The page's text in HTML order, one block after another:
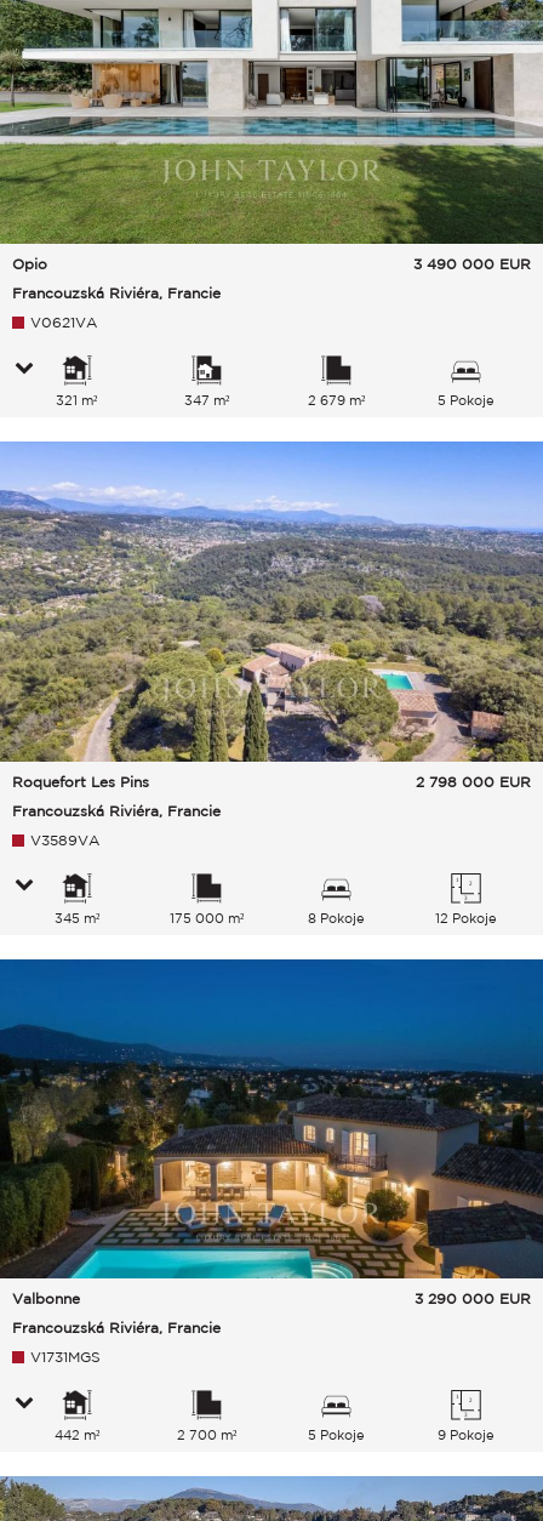
Opio
Francouzská Riviéra, Francie
3 490 000 EUR
V0621VA
321 m² 347 m² 2 679 m² 5 Pokoje
Roquefort Les Pins
Francouzská Riviéra, Francie
2 798 000 EUR
V3589VA
345 m² 175 000 m² 8 Pokoje 12 Pokoje
Valbonne
Francouzská Riviéra, Francie
3 290 000 EUR
V1731MGS
442 m² 2 700 m² 5 Pokoje 9 Pokoje